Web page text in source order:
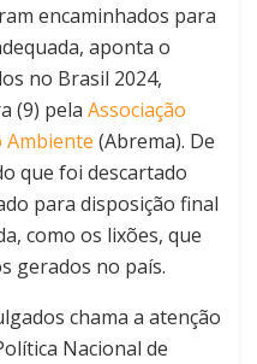
encaminhados para
aponta o
no Brasil 2024,
(9) pela Associação
Ambiente (Abrema). De
que foi descartado
para disposição final
como os lixões, que
gerados no país.
chama a atenção
Nacional de